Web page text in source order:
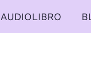
AUDIOLIBRO